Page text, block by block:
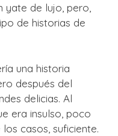
yate de lujo, pero,
de historias de
una historia
después del
delicias. Al
era insulso, poco
casos, suficiente.